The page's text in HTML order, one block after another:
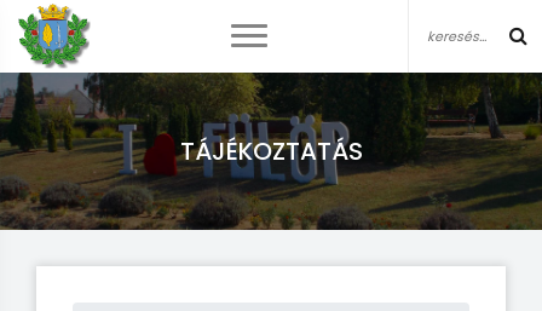
TÁJÉKOZTATÁS